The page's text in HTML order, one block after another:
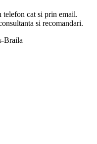
cat si prin email.
si recomandari.
Braila